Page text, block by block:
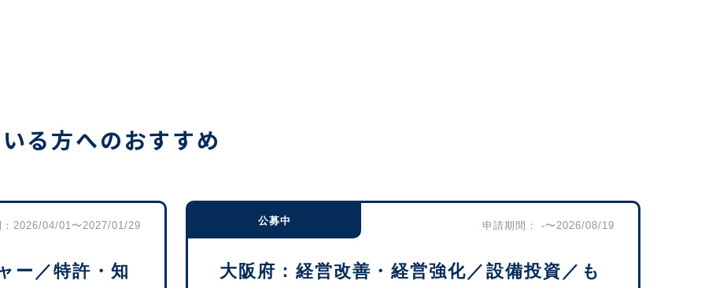
る方へのおすすめ
：2026/04/01〜2027/01/29
ー／特許・知
公募中 申請期間： -〜2026/08/19
大阪府：経営改善・経営強化／設備投資／も